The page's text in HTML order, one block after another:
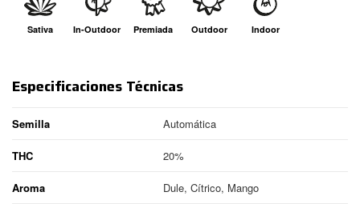
Sativa In-Outdoor Premiada Outdoor Indoor
Especificaciones Técnicas
Semilla Automática
THC 20%
Aroma Dule, Cítrico, Mango